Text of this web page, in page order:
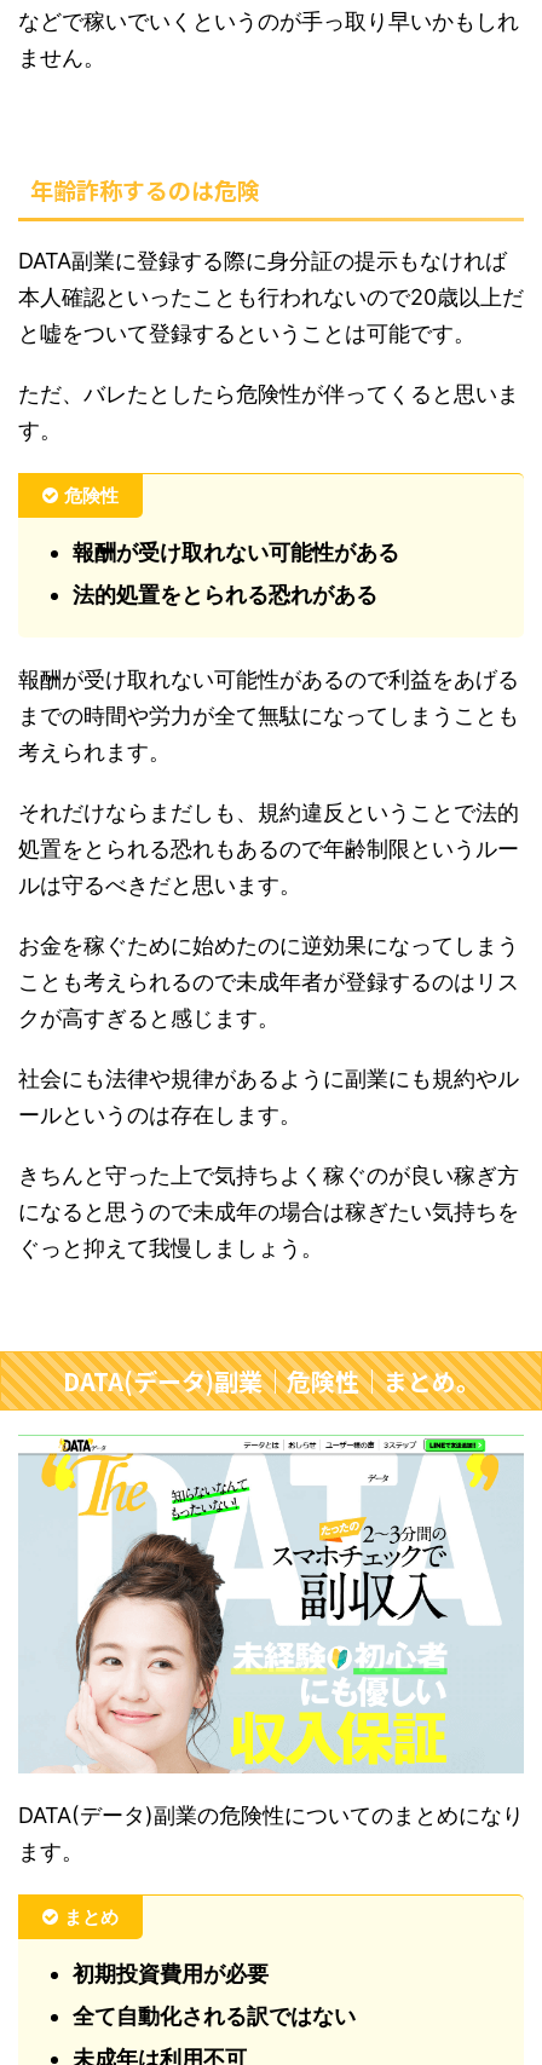
などで稼いでいくというのが手っ取り早いかもしれ
ません。
年齢詐称するのは危険
DATA副業に登録する際に身分証の提示もなければ
本人確認といったことも行われないので20歳以上だ
と嘘をついて登録するということは可能です。
ただ、バレたとしたら危険性が伴ってくると思いま
す。
危険性
報酬が受け取れない可能性がある
法的処置をとられる恐れがある
報酬が受け取れない可能性があるので利益をあげる
までの時間や労力が全て無駄になってしまうことも
考えられます。
それだけならまだしも、規約違反ということで法的
処置をとられる恐れもあるので年齢制限というルー
ルは守るべきだと思います。
お金を稼ぐために始めたのに逆効果になってしまう
ことも考えられるので未成年者が登録するのはリス
クが高すぎると感じます。
社会にも法律や規律があるように副業にも規約やル
ールというのは存在します。
きちんと守った上で気持ちよく稼ぐのが良い稼ぎ方
になると思うので未成年の場合は稼ぎたい気持ちを
ぐっと抑えて我慢しましょう。
DATA(データ)副業｜危険性｜まとめ。
DATA(データ)副業の危険性についてのまとめになり
ます。
まとめ
初期投資費用が必要
全て自動化される訳ではない
未成年は利用不可